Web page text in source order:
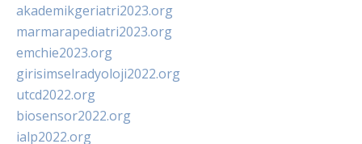
akademikgeriatri2023.org
marmarapediatri2023.org
emchie2023.org
girisimselradyoloji2022.org
utcd2022.org
biosensor2022.org
ialp2022.org